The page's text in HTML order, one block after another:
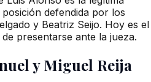
defendida por los
y Beatriz Seijo. Hoy es el
presentarse ante la jueza.
y Miguel Reija